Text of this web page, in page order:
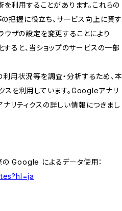
利用することがあります。これらの
把握に役立ち、サービス向上に資す
ウザの設定を変更することにより
ると、当ショップのサービスの一部
利用状況等を調査・分析するため、本
を利用しています。Googleアナリ
リティクスの詳しい情報につきまし
Google によるデータ使用：